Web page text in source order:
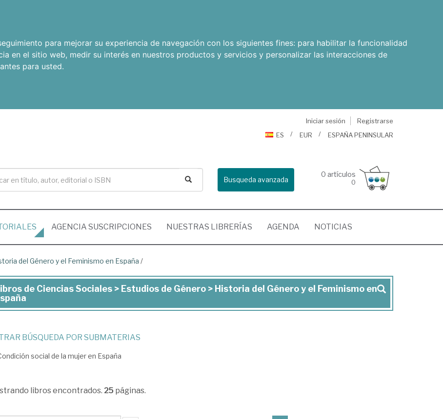
para mejorar su experiencia de navegación con los siguientes fines: para habilitar la funcionalidad
en el sitio web, medir su interés en nuestros productos y servicios y personalizar las interacciones de
para usted.
Iniciar sesión
Registrarse
ES
EUR ESPAÑA PENINSULAR
Busqueda avanzada
0 artículos
0
AGENCIA SUSCRIPCIONES NUESTRAS LIBRERÍAS AGENDA NOTICIAS
del Género y el Feminismo en España /
de Ciencias Sociales > Estudios de Género > Historia del Género y el Feminismo en
BÚSQUEDA POR SUBMATERIAS
social de la mujer en España
libros encontrados. 25 páginas.